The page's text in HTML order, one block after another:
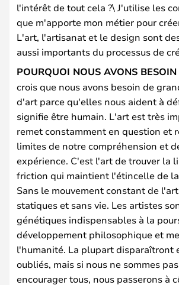
l'intérêt de tout cela ?\ J'utilise les
que m'apporte mon métier pour
L'art, l'artisanat et le design sont
aussi importants du processus de
POURQUOI NOUS AVONS
crois que nous avons besoin de
d'art parce qu'elles nous aident à
signifie être humain. L'art est très
remet constamment en question et
limites de notre compréhension et
expérience. C'est l'art de trouver la
friction qui maintient l'étincelle de
Sans le mouvement constant de
statiques et sans vie. Les artistes
génétiques indispensables à la
développement philosophique et
l'humanité. La plupart disparaîtront
oubliés, mais si nous ne sommes
encourager tous, nous passerons à